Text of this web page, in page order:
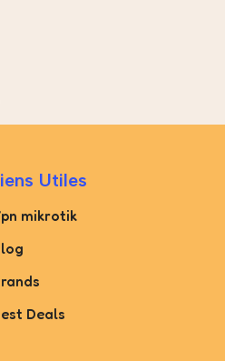
Utiles
mikrotik
Deals